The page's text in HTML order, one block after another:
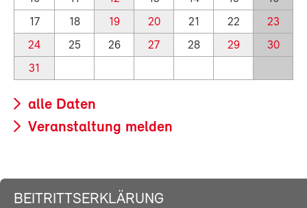
17
18 19 20 21 22
23
24
25 26 27 28 29
30
31
alle Daten
Veranstaltung melden
BEITRITTSERKLÄRUNG